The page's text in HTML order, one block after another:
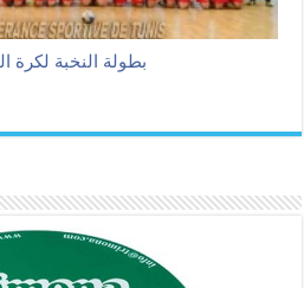
بطولة النخبة لكرة